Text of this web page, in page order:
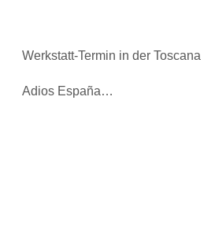
Werkstatt-Termin in der Toscana
Adios España…